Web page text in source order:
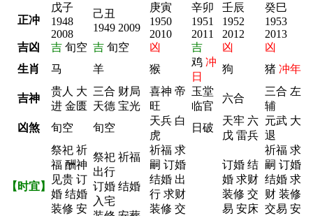
正冲
戊子
1948
2008
己丑
1949 2009
庚寅
1950
2010
辛卯
1951
2011
壬辰
1952
2012
癸巳
1953
2013
吉凶
吉 旬空 吉 旬空 凶 吉 凶
凶
生肖
马 羊 猴
鸡 冲
日
狗 猪 冲年
吉神
贵人 大
进 金匮
三合 财局
天德 宝光
喜神 帝
旺
玉堂
临官
六合
三合 左
辅
凶煞
旬空 旬空
天兵 白
虎
日破
天牢 六
戊 雷兵
元武 大
退
【时宜】
祭祀 祈
福 酬神
见贵 订
婚 结婚
装修 安
祭祀 祈福
出行
订婚 结婚
入宅
祈福 求
嗣 订婚
结婚 出
行 求财
装修 交
订婚 结
婚 求财
装修 交
易 安床
祈福 求
嗣 订婚
结婚 求
财 装修
交易 安